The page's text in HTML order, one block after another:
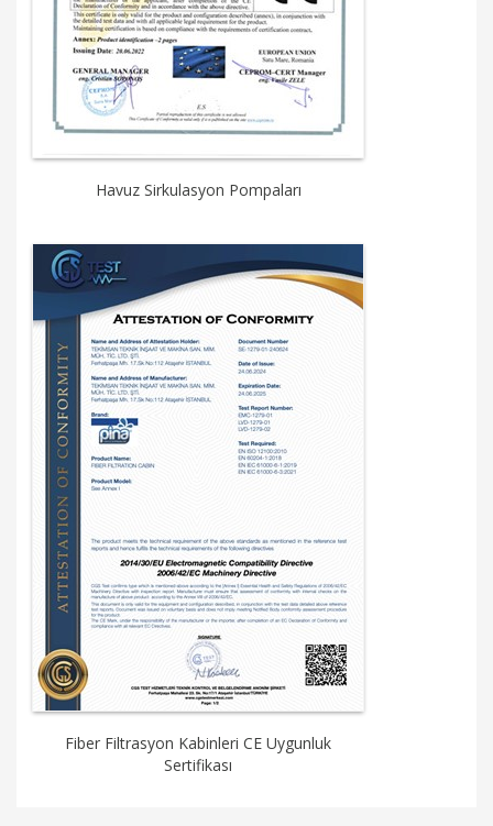
Havuz Sirkulasyon Pompaları
Fiber Filtrasyon Kabinleri CE Uygunluk
Sertifikası